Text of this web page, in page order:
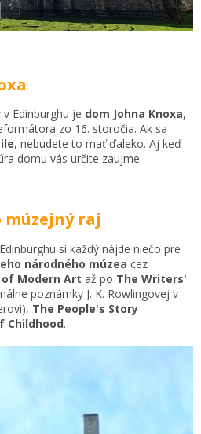
Edinburghu je dom Johna Knoxa,
zo 16. storočia. Ak sa
, nebudete to mať ďaleko. Aj keď
domu vás určite zaujme.
múzejný raj
si každý nájde niečo pre
národného múzea cez
Modern Art až po The Writers'
poznámky J. K. Rowlingovej v
The People's Story
Childhood.